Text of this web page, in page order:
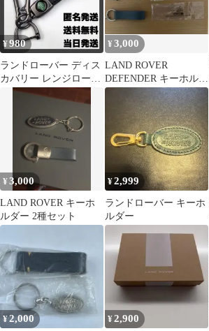
¥980
ランドローバー ディス
カバリー レンジローバ
ー イヴォーク ディフェ
¥3,000
LAND ROVER
DEFENDER キーホルダ
ー 2個セット
¥3,000
LAND ROVER キーホ
ルダー 2種セット
¥2,999
ランドローバー キーホ
ルダー
¥2,000 ¥2,900